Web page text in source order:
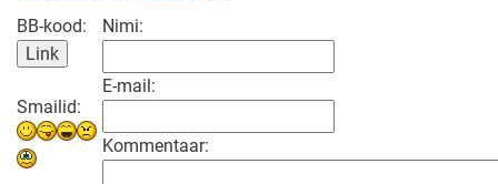
BB-kood:
Smailid:
Nimi:
E-mail:
Kommentaar: